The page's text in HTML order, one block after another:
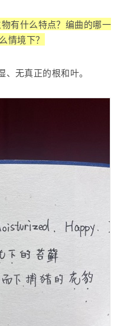
有什么特点？编曲的哪一
情境下？
无真正的根和叶。